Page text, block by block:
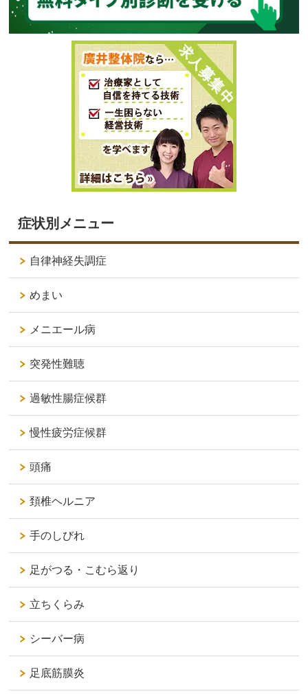
症状別メニュー
自律神経失調症
めまい
メニエール病
突発性難聴
過敏性腸症候群
慢性疲労症候群
頭痛
頚椎ヘルニア
手のしびれ
足がつる・こむら返り
立ちくらみ
シーバー病
足底筋膜炎